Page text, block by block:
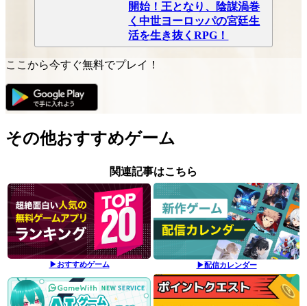
開始！王となり、陰謀渦巻
く中世ヨーロッパの宮廷生
活を生き抜くRPG！
ここから今すぐ無料でプレイ！
その他おすすめゲーム
関連記事はこちら
▶おすすめゲーム ▶配信カレンダー